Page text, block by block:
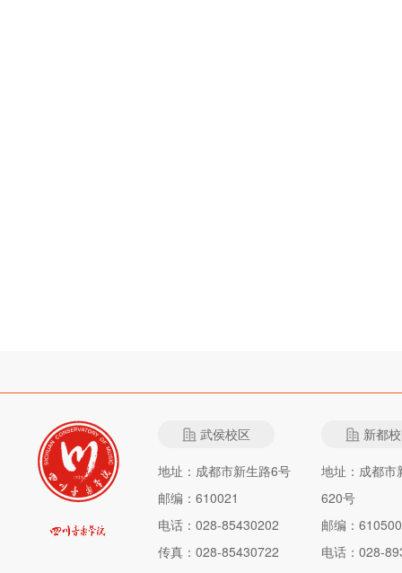
武侯校区
地址：成都市新生路6号
邮编：610021
电话：028-85430202
传真：028-85430722
新都
地址：成都市
620号
邮编：610500
电话：028-